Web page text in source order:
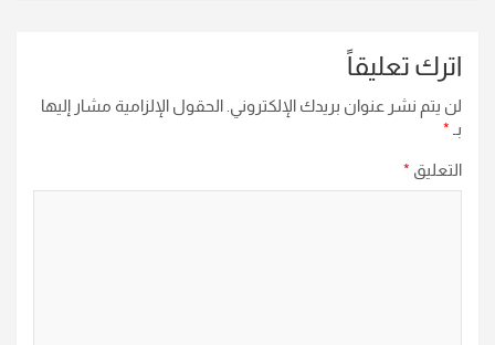
اترك تعليقاً
لن يتم نشر عنوان بريدك الإلكتروني. الحقول الإلزامية مشار إليها
بـ *
التعليق *